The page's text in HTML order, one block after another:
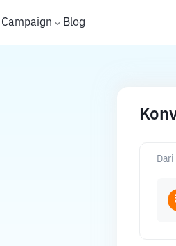
Campaign Blog
Dari